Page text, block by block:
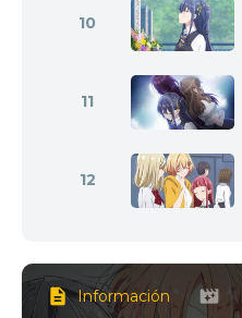
10
11
12
Información